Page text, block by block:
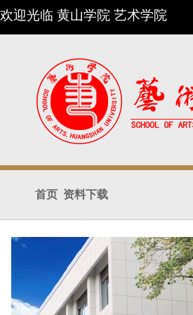
欢迎光临 黄山学院 艺术学院
首页 资料下载